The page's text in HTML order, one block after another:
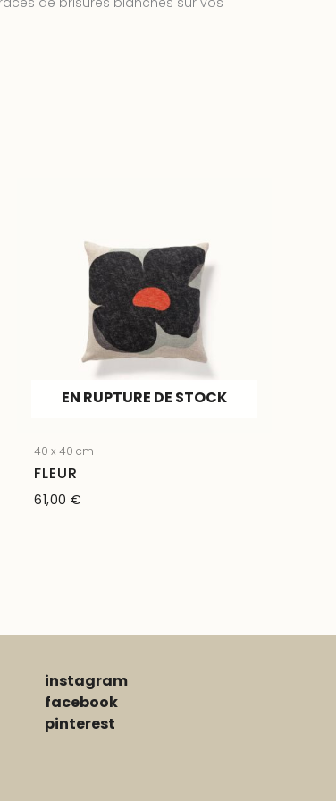
EN RUPTURE DE STOCK
40 x 40 cm
FLEUR
61,00€
instagram
facebook
pinterest